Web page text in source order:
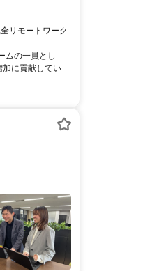
リモートワーク
ムの一員とし
加に貢献してい